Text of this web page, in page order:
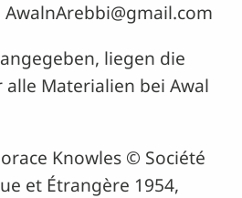
AwalnArebbi@gmail.com
liegen die
Materialien bei Awal
Knowles © Société
et Étrangère 1954,